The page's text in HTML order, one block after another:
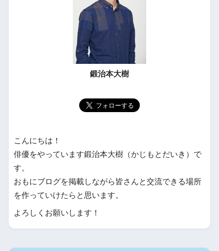
鍛治本大樹
こんにちは！
俳優をやっています鍛治本大樹（かじもとだいき）で
す。
おもにブログを掲載しながら皆さんと交流できる場所
を作っていけたらと思います。
よろしくお願いします！